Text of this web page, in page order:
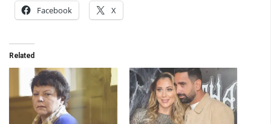
Facebook X
Related